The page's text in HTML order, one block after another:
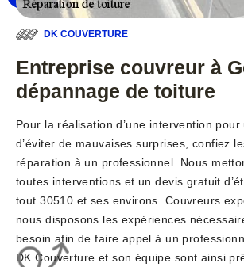
DK COUVERTURE
Entreprise couvreur à
dépannage de toiture
Pour la réalisation d’une intervention
d’éviter de mauvaises surprises, confiez
réparation à un professionnel. Nous
toutes interventions et un devis gratuit
tout 30510 et ses environs. Couvreurs
nous disposons les expériences
besoin afin de faire appel à un
DK Couverture et son équipe sont ainsi